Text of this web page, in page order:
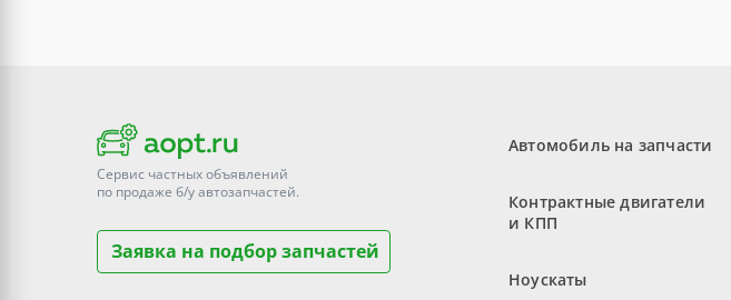
Сервис частных объявлений
по продаже б/уавтозапчастей.
Заявка на подбор запчастей
Автомобиль на запчасти
Контрактные двигатели
и КПП
Ноускаты